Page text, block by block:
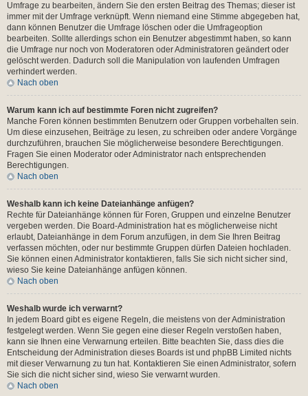
Umfrage zu bearbeiten, ändern Sie den ersten Beitrag des Themas; dieser ist
immer mit der Umfrage verknüpft. Wenn niemand eine Stimme abgegeben hat,
dann können Benutzer die Umfrage löschen oder die Umfrageoption
bearbeiten. Sollte allerdings schon ein Benutzer abgestimmt haben, so kann
die Umfrage nur noch von Moderatoren oder Administratoren geändert oder
gelöscht werden. Dadurch soll die Manipulation von laufenden Umfragen
verhindert werden.
Nach oben
Warum kann ich auf bestimmte Foren nicht zugreifen?
Manche Foren können bestimmten Benutzern oder Gruppen vorbehalten sein.
Um diese einzusehen, Beiträge zu lesen, zu schreiben oder andere Vorgänge
durchzuführen, brauchen Sie möglicherweise besondere Berechtigungen.
Fragen Sie einen Moderator oder Administrator nach entsprechenden
Berechtigungen.
Nach oben
Weshalb kann ich keine Dateianhänge anfügen?
Rechte für Dateianhänge können für Foren, Gruppen und einzelne Benutzer
vergeben werden. Die Board-Administration hat es möglicherweise nicht
erlaubt, Dateianhänge in dem Forum anzufügen, in dem Sie Ihren Beitrag
verfassen möchten, oder nur bestimmte Gruppen dürfen Dateien hochladen.
Sie können einen Administrator kontaktieren, falls Sie sich nicht sicher sind,
wieso Sie keine Dateianhänge anfügen können.
Nach oben
Weshalb wurde ich verwarnt?
In jedem Board gibt es eigene Regeln, die meistens von der Administration
festgelegt werden. Wenn Sie gegen eine dieser Regeln verstoßen haben,
kann sie Ihnen eine Verwarnung erteilen. Bitte beachten Sie, dass dies die
Entscheidung der Administration dieses Boards ist und phpBB Limited nichts
mit dieser Verwarnung zu tun hat. Kontaktieren Sie einen Administrator, sofern
Sie sich die nicht sicher sind, wieso Sie verwarnt wurden.
Nach oben